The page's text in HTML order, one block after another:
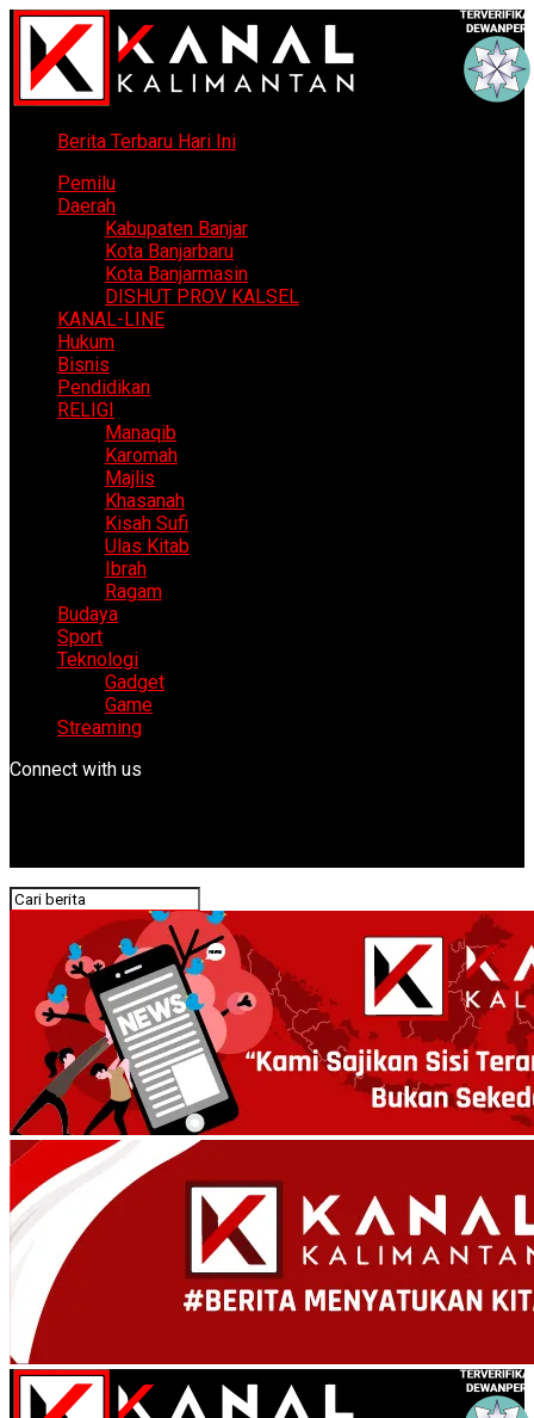
Berita Terbaru Hari Ini
Pemilu
Daerah
Kabupaten Banjar
Kota Banjarbaru
Kota Banjarmasin
DISHUT PROV KALSEL
KANAL-LINE
Hukum
Bisnis
Pendidikan
RELIGI
Manaqib
Karomah
Majlis
Khasanah
Kisah Sufi
Ulas Kitab
Ibrah
Ragam
Budaya
Sport
Teknologi
Gadget
Game
Streaming
Connect with us